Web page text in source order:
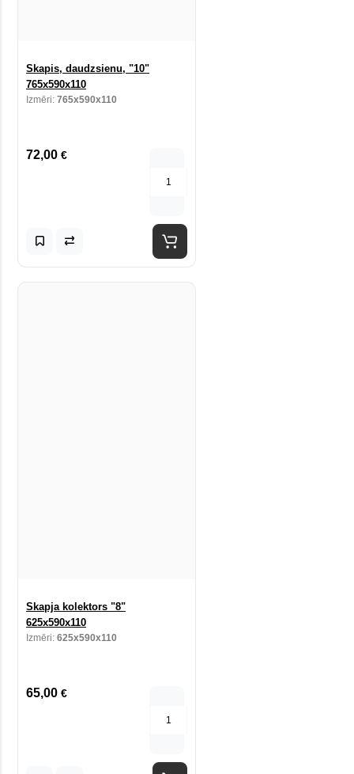
Skapis, daudzsienu, "10"
765x590x110
Izmēri: 765x590x110
72,00 €
Skapja kolektors "8"
625x590x110
Izmēri: 625x590x110
65,00 €